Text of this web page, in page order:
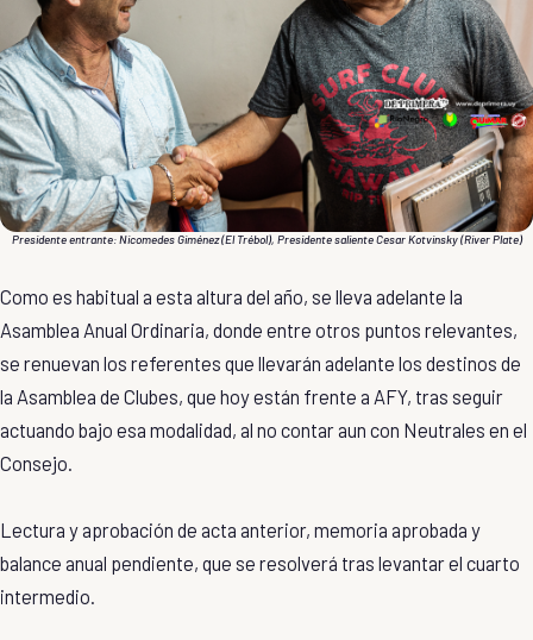
Presidente entrante: Nicomedes Giménez (El Trébol), Presidente saliente Cesar Kotvinsky (River Plate)
Como es habitual a esta altura del año, se lleva adelante la
Asamblea Anual Ordinaria, donde entre otros puntos relevantes,
se renuevan los referentes que llevarán adelante los destinos de
la Asamblea de Clubes, que hoy están frente a AFY, tras seguir
actuando bajo esa modalidad, al no contar aun con Neutrales en el
Consejo.
Lectura y aprobación de acta anterior, memoria aprobada y
balance anual pendiente, que se resolverá tras levantar el cuarto
intermedio.